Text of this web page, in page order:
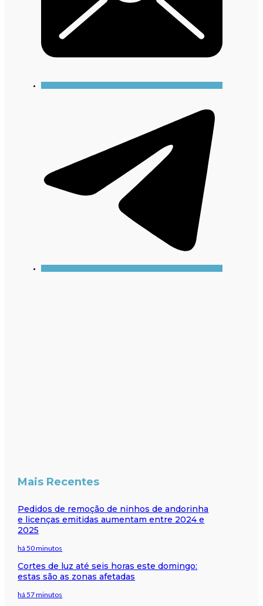
Mais Recentes
Pedidos de remoção de ninhos de andorinha
e licenças emitidas aumentam entre 2024 e
2025
há 50 minutos
Cortes de luz até seis horas este domingo:
estas são as zonas afetadas
há 57 minutos